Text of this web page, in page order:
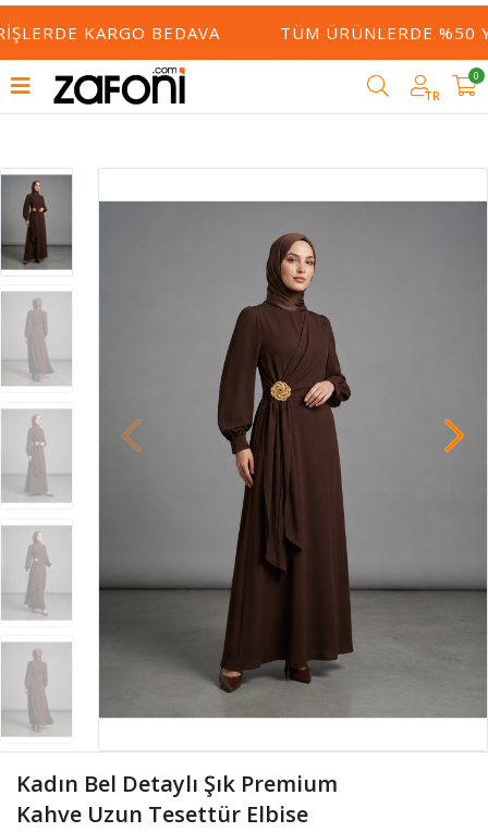
KARGO BEDAVA TÜM ÜRÜNLERDE %50
TR
0
Kadın Bel Detaylı Şık Premium
Kahve Uzun Tesettür Elbise